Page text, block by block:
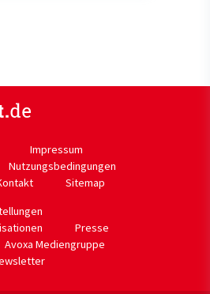
Impressum
Nutzungsbedingungen
Sitemap
Presse
Avoxa Mediengruppe